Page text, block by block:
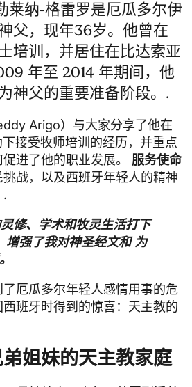
莱纳-格雷罗是厄瓜多尔伊
父，现年36岁。他曾在
培训，并居住在比达索亚
年至 2014 年期间，他
神父的重要准备阶段。.
Arigo）与大家分享了他在
接受牧师培训的经历，并重点
进了他的职业发展。 服务使命
战，以及西班牙年轻人的精神
.
修、学术和牧灵生活打下
增强了我对神圣经文和为
厄瓜多尔年轻人感情用事的危
班牙时得到的惊喜：天主教的
姐妹的天主教家庭